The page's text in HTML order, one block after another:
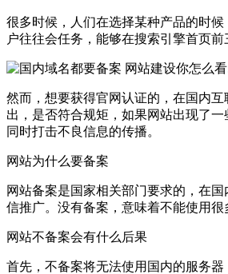
很多时候，人们在选择某种产品的时
户往往会任务，能够在搜索引擎首页前
然而，想要获得官网认证的，在国内
出，是否符合规矩，如果网站出现了
同时打击不良信息的传播。
网站为什么要备案
网站备案是国家相关部门要求的，在
信推广。没有备案，意味着不能使用
网站不备案会有什么后果
首先，不备案将无法使用国内的服务